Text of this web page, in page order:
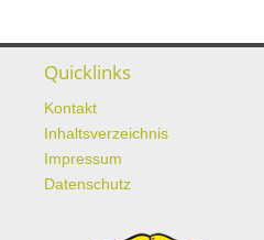
Quicklinks
Kontakt
Inhaltsverzeichnis
Impressum
Datenschutz